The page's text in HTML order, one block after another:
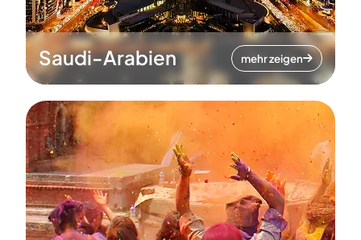
Saudi-Arabien mehr zeigen